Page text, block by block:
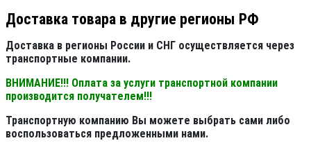
Доставка товара в другие регионы РФ
Доставка в регионы России и СНГ осуществляется через
транспортные компании.
ВНИМАНИЕ!!! Оплата за услуги транспортной компании
производится получателем!!!
Транспортную компанию Вы можете выбрать сами либо
воспользоваться предложенными нами.